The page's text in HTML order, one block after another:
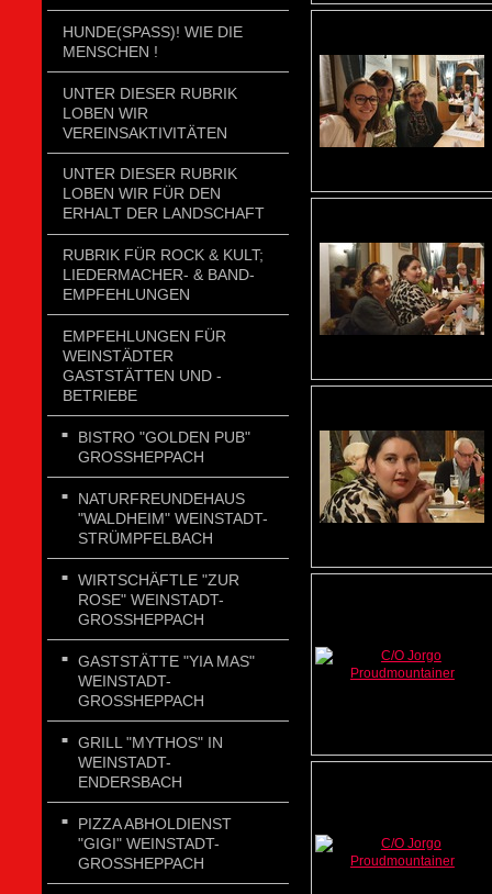
HUNDE(SPASS)! WIE DIE
MENSCHEN !
UNTER DIESER RUBRIK
LOBEN WIR
VEREINSAKTIVITÄTEN
UNTER DIESER RUBRIK
LOBEN WIR FÜR DEN
ERHALT DER LANDSCHAFT
RUBRIK FÜR ROCK & KULT;
LIEDERMACHER- & BAND-
EMPFEHLUNGEN
EMPFEHLUNGEN FÜR
WEINSTÄDTER
GASTSTÄTTEN UND -
BETRIEBE
BISTRO "GOLDEN PUB"
GROSSHEPPACH
NATURFREUNDEHAUS
"WALDHEIM" WEINSTADT-
STRÜMPFELBACH
WIRTSCHÄFTLE "ZUR
ROSE" WEINSTADT-
GROSSHEPPACH
GASTSTÄTTE "YIA MAS"
WEINSTADT-
GROSSHEPPACH
GRILL "MYTHOS" IN
WEINSTADT-
ENDERSBACH
PIZZA ABHOLDIENST
"GIGI" WEINSTADT-
GROSSHEPPACH